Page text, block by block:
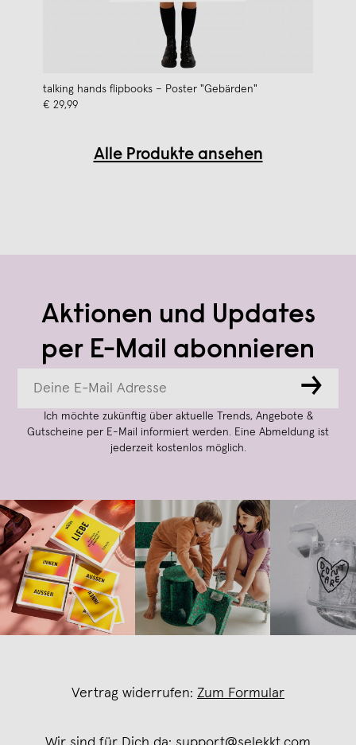
talking hands flipbooks – Poster "Gebärden"
€ 29,99
Alle Produkte ansehen
Aktionen und Updates
per E-Mail abonnieren
→
Ich möchte zukünftig über aktuelle Trends, Angebote &
Gutscheine per E-Mail informiert werden. Eine Abmeldung ist
jederzeit kostenlos möglich.
Vertrag widerrufen: Zum Formular